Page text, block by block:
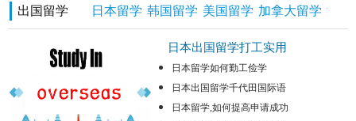
出国留学 日本留学 韩国留学 美国留学 加拿大留学 澳洲
日本出国留学打工实用
日本留学如何勤工俭学
日本出国留学千代田国际语
日本留学,如何提高申请成功